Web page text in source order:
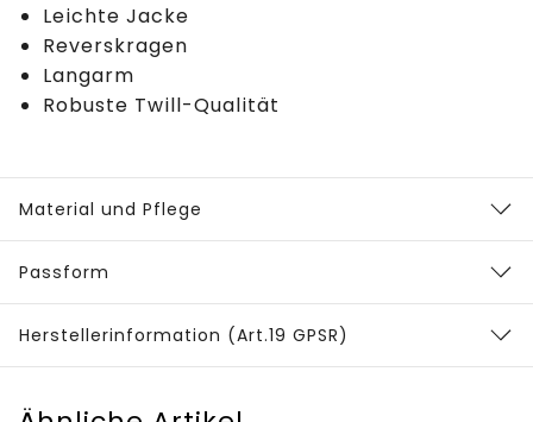
Leichte Jacke
Reverskragen
Langarm
Robuste Twill-Qualität
Material und Pflege
Passform
Herstellerinformation (Art.19 GPSR)